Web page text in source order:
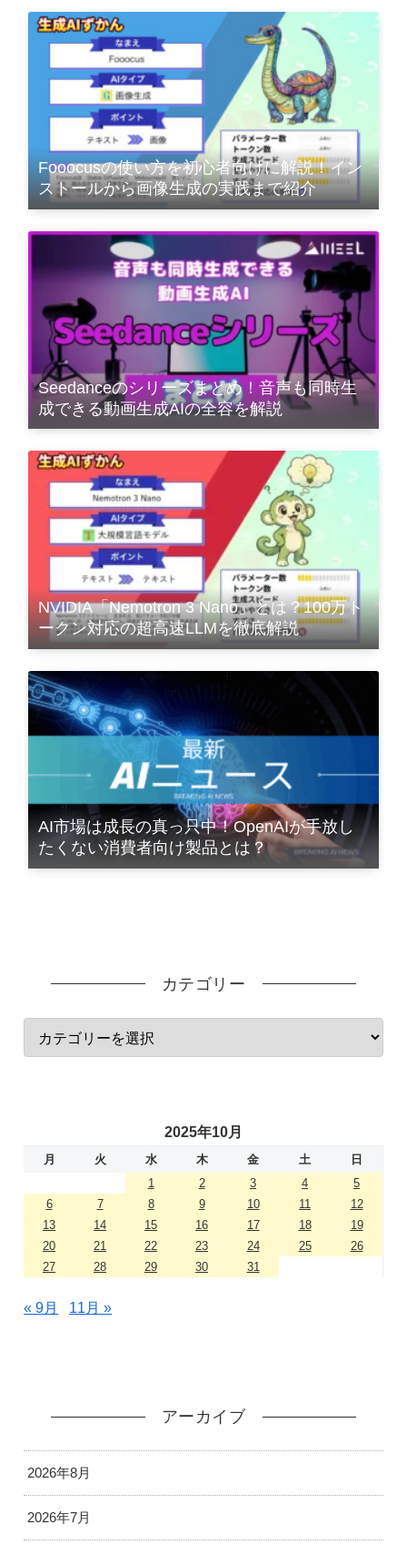
Fooocusの使い方を初心者向けに解説！イン
ストールから画像生成の実践まで紹介
Seedanceのシリーズまとめ！音声も同時生
成できる動画生成AIの全容を解説
NVIDIA「Nemotron 3 Nano」とは？100万ト
ークン対応の超高速LLMを徹底解説
AI市場は成長の真っ只中！OpenAIが手放し
たくない消費者向け製品とは？
カテゴリー
2025年10月
月 火 水 木 金 土
日
1
2 3 4
5
6
7 8 9 10 11
12
13
14 15 16 17 18
19
20
21 22 23 24 25
26
27
28 29 30 31
« 9月 11月 »
アーカイブ
2026年8月
2026年7月